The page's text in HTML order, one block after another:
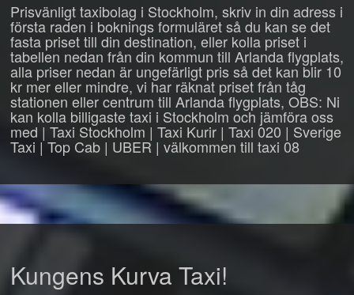
Prisvänligt taxibolag i Stockholm, skriv in din adress i
första raden i boknings formuläret så du kan se det
fasta priset till din destination, eller kolla priset i
tabellen nedan från din kommun till Arlanda flygplats,
alla priser nedan är ungefärligt pris så det kan blir 10
kr mer eller mindre, vi har räknat priset från tåg
stationen eller centrum till Arlanda flygplats, OBS: Ni
kan kolla billigaste taxi i Stockholm och jämföra oss
med | Taxi Stockholm | Taxi Kurir | Taxi 020 | Sverige
Taxi | Top Cab | UBER | välkommen till taxi 08
Kungens Kurva Taxi!